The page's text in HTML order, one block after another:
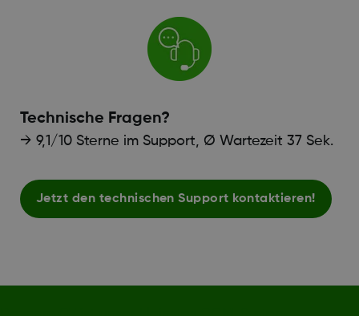
Technische Fragen?
→ 9,1/10 Sterne im Support, Ø Wartezeit 37 Sek.
Jetzt den technischen Support kontaktieren!